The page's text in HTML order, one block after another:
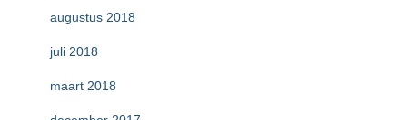
augustus 2018
juli 2018
maart 2018